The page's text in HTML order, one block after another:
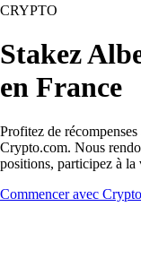
CRYPTO
Stakez
en France
Profitez de
Crypto.com. Nous
positions, participez à la
Commencer avec